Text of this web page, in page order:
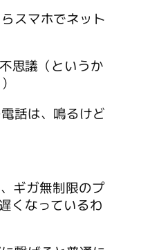
スマホでネット
思議（というか
話は、鳴るけど
ギガ無制限のプ
くなっているわ